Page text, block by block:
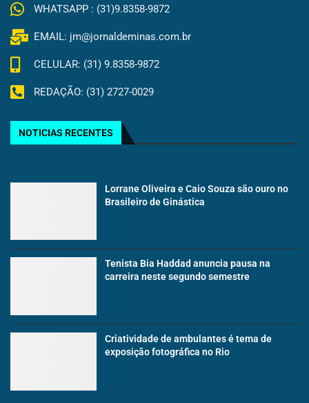
WHATSAPP : (31)9.8358-9872
EMAIL: jm@jornaldeminas.com.br
CELULAR: (31) 9.8358-9872
REDAÇÃO: (31) 2727-0029
NOTICIAS RECENTES
Lorrane Oliveira e Caio Souza são ouro no
Brasileiro de Ginástica
Tenista Bia Haddad anuncia pausa na
carreira neste segundo semestre
Criatividade de ambulantes é tema de
exposição fotográfica no Rio